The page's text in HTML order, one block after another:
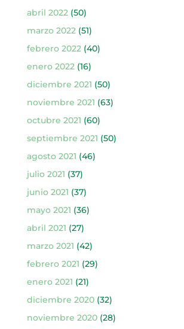
abril 2022(50)
marzo 2022(51)
febrero 2022(40)
enero 2022(16)
diciembre 2021 (50)
noviembre 2021 (63)
octubre 2021 (60)
septiembre 2021 (50)
agosto 2021 (46)
julio 2021 (37)
junio 2021 (37)
mayo 2021 (36)
abril 2021 (27)
marzo 2021 (42)
febrero 2021 (29)
enero 2021 (21)
diciembre 2020(32)
noviembre 2020(28)